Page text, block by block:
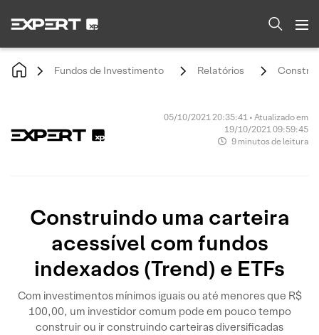
Fundos de Investimento Relatórios
05/10/2021 20:35:41 • Atualizado em
19/10/2021 09:59:45
9 minutos de leitura
Construindo uma carteira
acessível com fundos
indexados (Trend) e ETFs
Com investimentos mínimos iguais ou até menores que R$
100,00, um investidor comum pode em pouco tempo
construir ou ir construindo carteiras diversificadas